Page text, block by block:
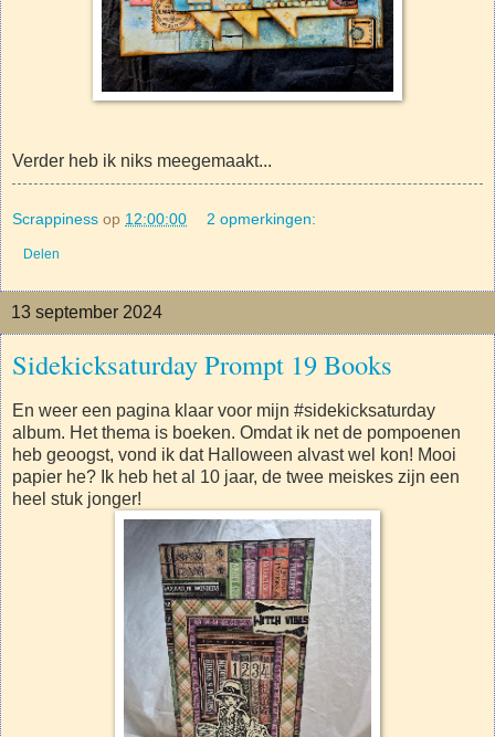
Verder heb ik niks meegemaakt...
Scrappiness op 12:00:00 2 opmerkingen:
Delen
13 september 2024
Sidekicksaturday Prompt 19 Books
En weer een pagina klaar voor mijn #sidekicksaturday
album. Het thema is boeken. Omdat ik net de pompoenen
heb geoogst, vond ik dat Halloween alvast wel kon! Mooi
papier he? Ik heb het al 10 jaar, de twee meiskes zijn een
heel stuk jonger!